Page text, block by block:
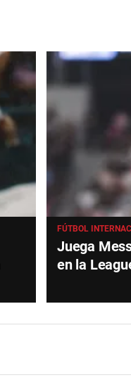
FÚTBOL
Juega
en la